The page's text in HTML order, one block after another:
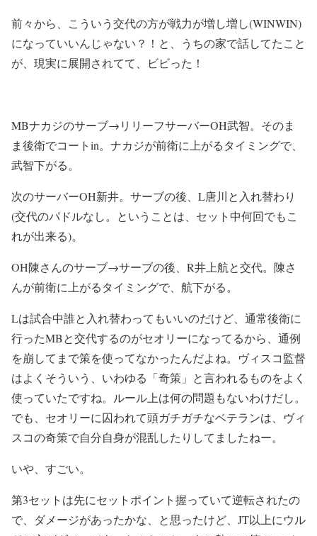
前々から、こういう交代の方が戦力が増し増し(WINWIN)
になっていいんじゃない？！と、うちの家で話してたこと
が、現実に展開されてて、ビビった！
MBナカジのサーブ→リリーフサーバーOH武智。そのま
ま後衛でコートin。ナカジが前衛に上がるタイミングで、
武智下がる。
次のサーバーOH新井。サーブの後、L唐川と入れ替わり
(交代のパドルなし。ということは、セット中何回でもこ
れが出来る)。
OH陳さんのサーブ→サーブの後、R井上航と交代。陳さ
んが前衛に上がるタイミングで、航下がる。
Lは試合中誰と入れ替わってもいいのだけど、通常後衛に
行ったMBと交代するのがセオリーになってるから、通例
を崩してまで策を使ってなかったんだよね。ヴィスコ監督
はよくそういう、いわゆる「奇策」と言われるものをよく
使っていたですね。ルール上は何の問題もないわけだし。
でも、セオリーに囚われて頭ガチガチなベテランは、ヴィ
スコの奇策で自分自身が混乱したりしてましたねー。
いや、すごい。
第3セットは先にセットポイント握っていて逆転されたの
で、ダメージがあったかな、と思ったけど、JT以上にウル